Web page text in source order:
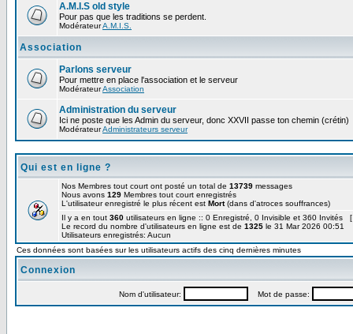
A.M.I.S old style
Pour pas que les traditions se perdent.
ModérateurA.M.I.S.
Association
Parlons serveur
Pour mettre en place l'association et le serveur
ModérateurAssociation
Administration du serveur
Ici ne poste que les Admin du serveur, donc XXVII passe ton chemin (crétin)
ModérateurAdministrateurs serveur
Qui est en ligne ?
Nos Membres tout court ont posté un total de 13739 messages
Nous avons 129 Membres tout court enregistrés
L'utilisateur enregistré le plus récent est Mort(dans d'atroces souffrances)
Il y a en tout 360 utilisateurs en ligne :: 0 Enregistré, 0 Invisible et 360 Invités [
Le record du nombre d'utilisateurs en ligne est de 1325 le 31 Mar 2026 00:51
Utilisateurs enregistrés: Aucun
Ces données sont basées sur les utilisateurs actifs des cinq dernières minutes
Connexion
Nom d'utilisateur: Mot de passe: